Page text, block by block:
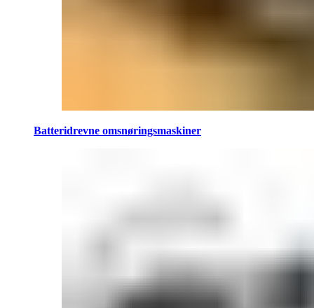
Batteridrevne omsnøringsmaskiner